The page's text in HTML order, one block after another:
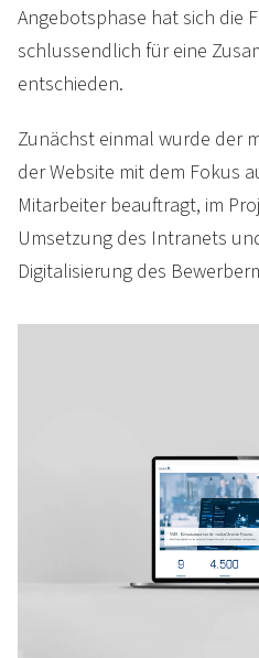
Angebotsphase hat sich die
schlussendlich für eine
entschieden.
Zunächst einmal wurde der
der Website mit dem Fokus
Mitarbeiter beauftragt, im
Umsetzung des Intranets
Digitalisierung des